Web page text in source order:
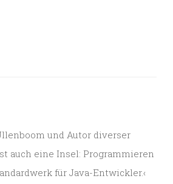
und Autor diverser
auch eine Insel: Programmieren
für Java-Entwickler.‹